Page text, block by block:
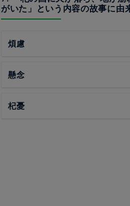
がいた」という内容の故事に由
煩慮
懸念
杞憂